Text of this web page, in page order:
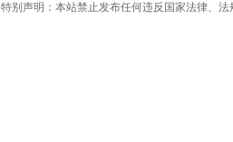
特别声明：本站禁止发布任何违反国家法律、